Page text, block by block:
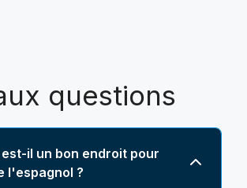
questions
il un bon endroit pour
l'espagnol ?